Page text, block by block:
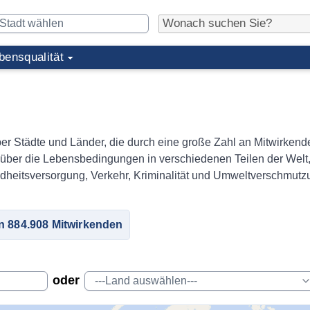
Städte und Länder, die durch eine große Zahl an
die Lebensbedingungen in verschiedenen Teilen der Welt,
Verkehr, Kriminalität und
884.908 Mitwirkenden
oder